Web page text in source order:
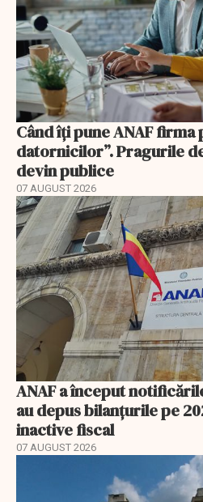
Când îți pune ANAF firma
datornicilor”. Pragurile
devin publice
07 AUGUST 2026
ANAF a început
au depus bilanțurile pe
inactive fiscal
07 AUGUST 2026